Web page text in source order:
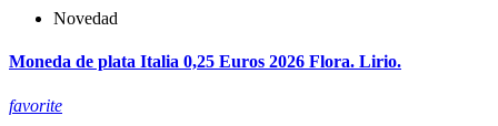
Novedad
Moneda de plata Italia 0,25 Euros 2026 Flora. Lirio.
favorite